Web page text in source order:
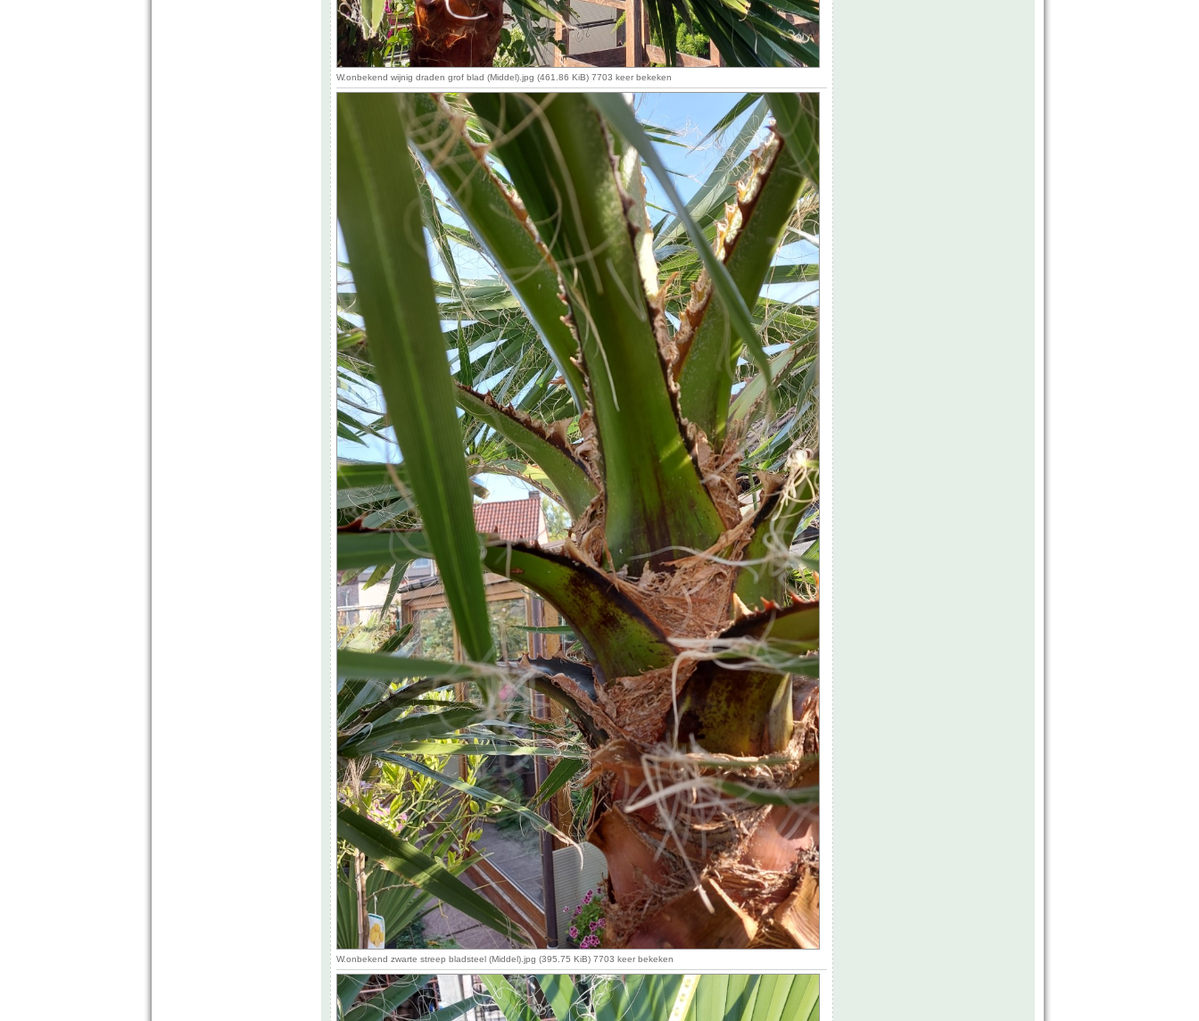
W.onbekend wijnig draden grof blad (Middel).jpg (461.86 KiB) 7703 keer bekeken
W.onbekend zwarte streep bladsteel (Middel).jpg (395.75 KiB) 7703 keer bekeken